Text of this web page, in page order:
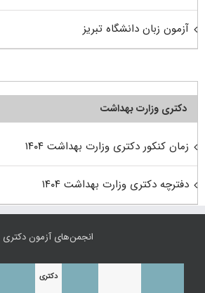
آزمون زبان دانشگاه تبریز
دکتری وزارت بهداشت
زمان کنکور دکتری وزارت بهداشت ۱۴۰۴
دفترچه دکتری وزارت بهداشت ۱۴۰۴
انجمن‌های آزمون دکتری
دکتری